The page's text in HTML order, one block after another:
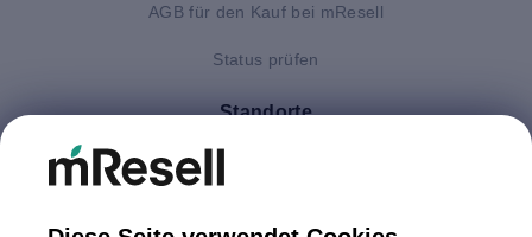
AGB für den Kauf bei mResell
Status prüfen
Standorte
Deutschland
Italien